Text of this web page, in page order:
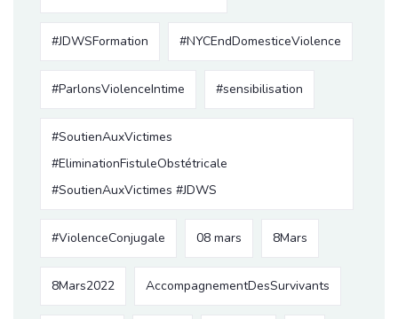
#JDWSFormation #NYCEndDomesticeViolence
#ParlonsViolenceIntime #sensibilisation
#SoutienAuxVictimes
#EliminationFistuleObstétricale
#SoutienAuxVictimes #JDWS
#ViolenceConjugale 08 mars 8Mars
8Mars2022 AccompagnementDesSurvivants